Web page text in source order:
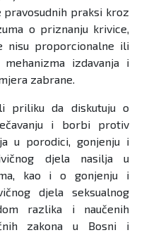
praksi kroz
o priznanju krivice,
nisu proporcionalne ili
izdavanja i
zabrane.
priliku da diskutuju o
i borbi protiv
u porodici, gonjenju i
djela nasilja u
kao i o gonjenju i
djela seksualnog
razlika i naučenih
zakona u Bosni i